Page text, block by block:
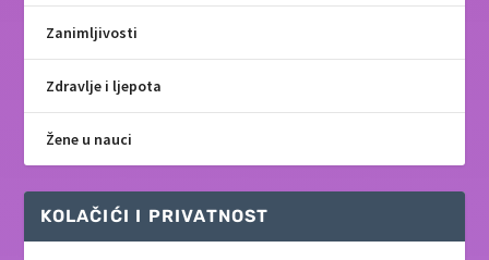
Zanimljivosti
Zdravlje i ljepota
Žene u nauci
KOLAČIĆI I PRIVATNOST